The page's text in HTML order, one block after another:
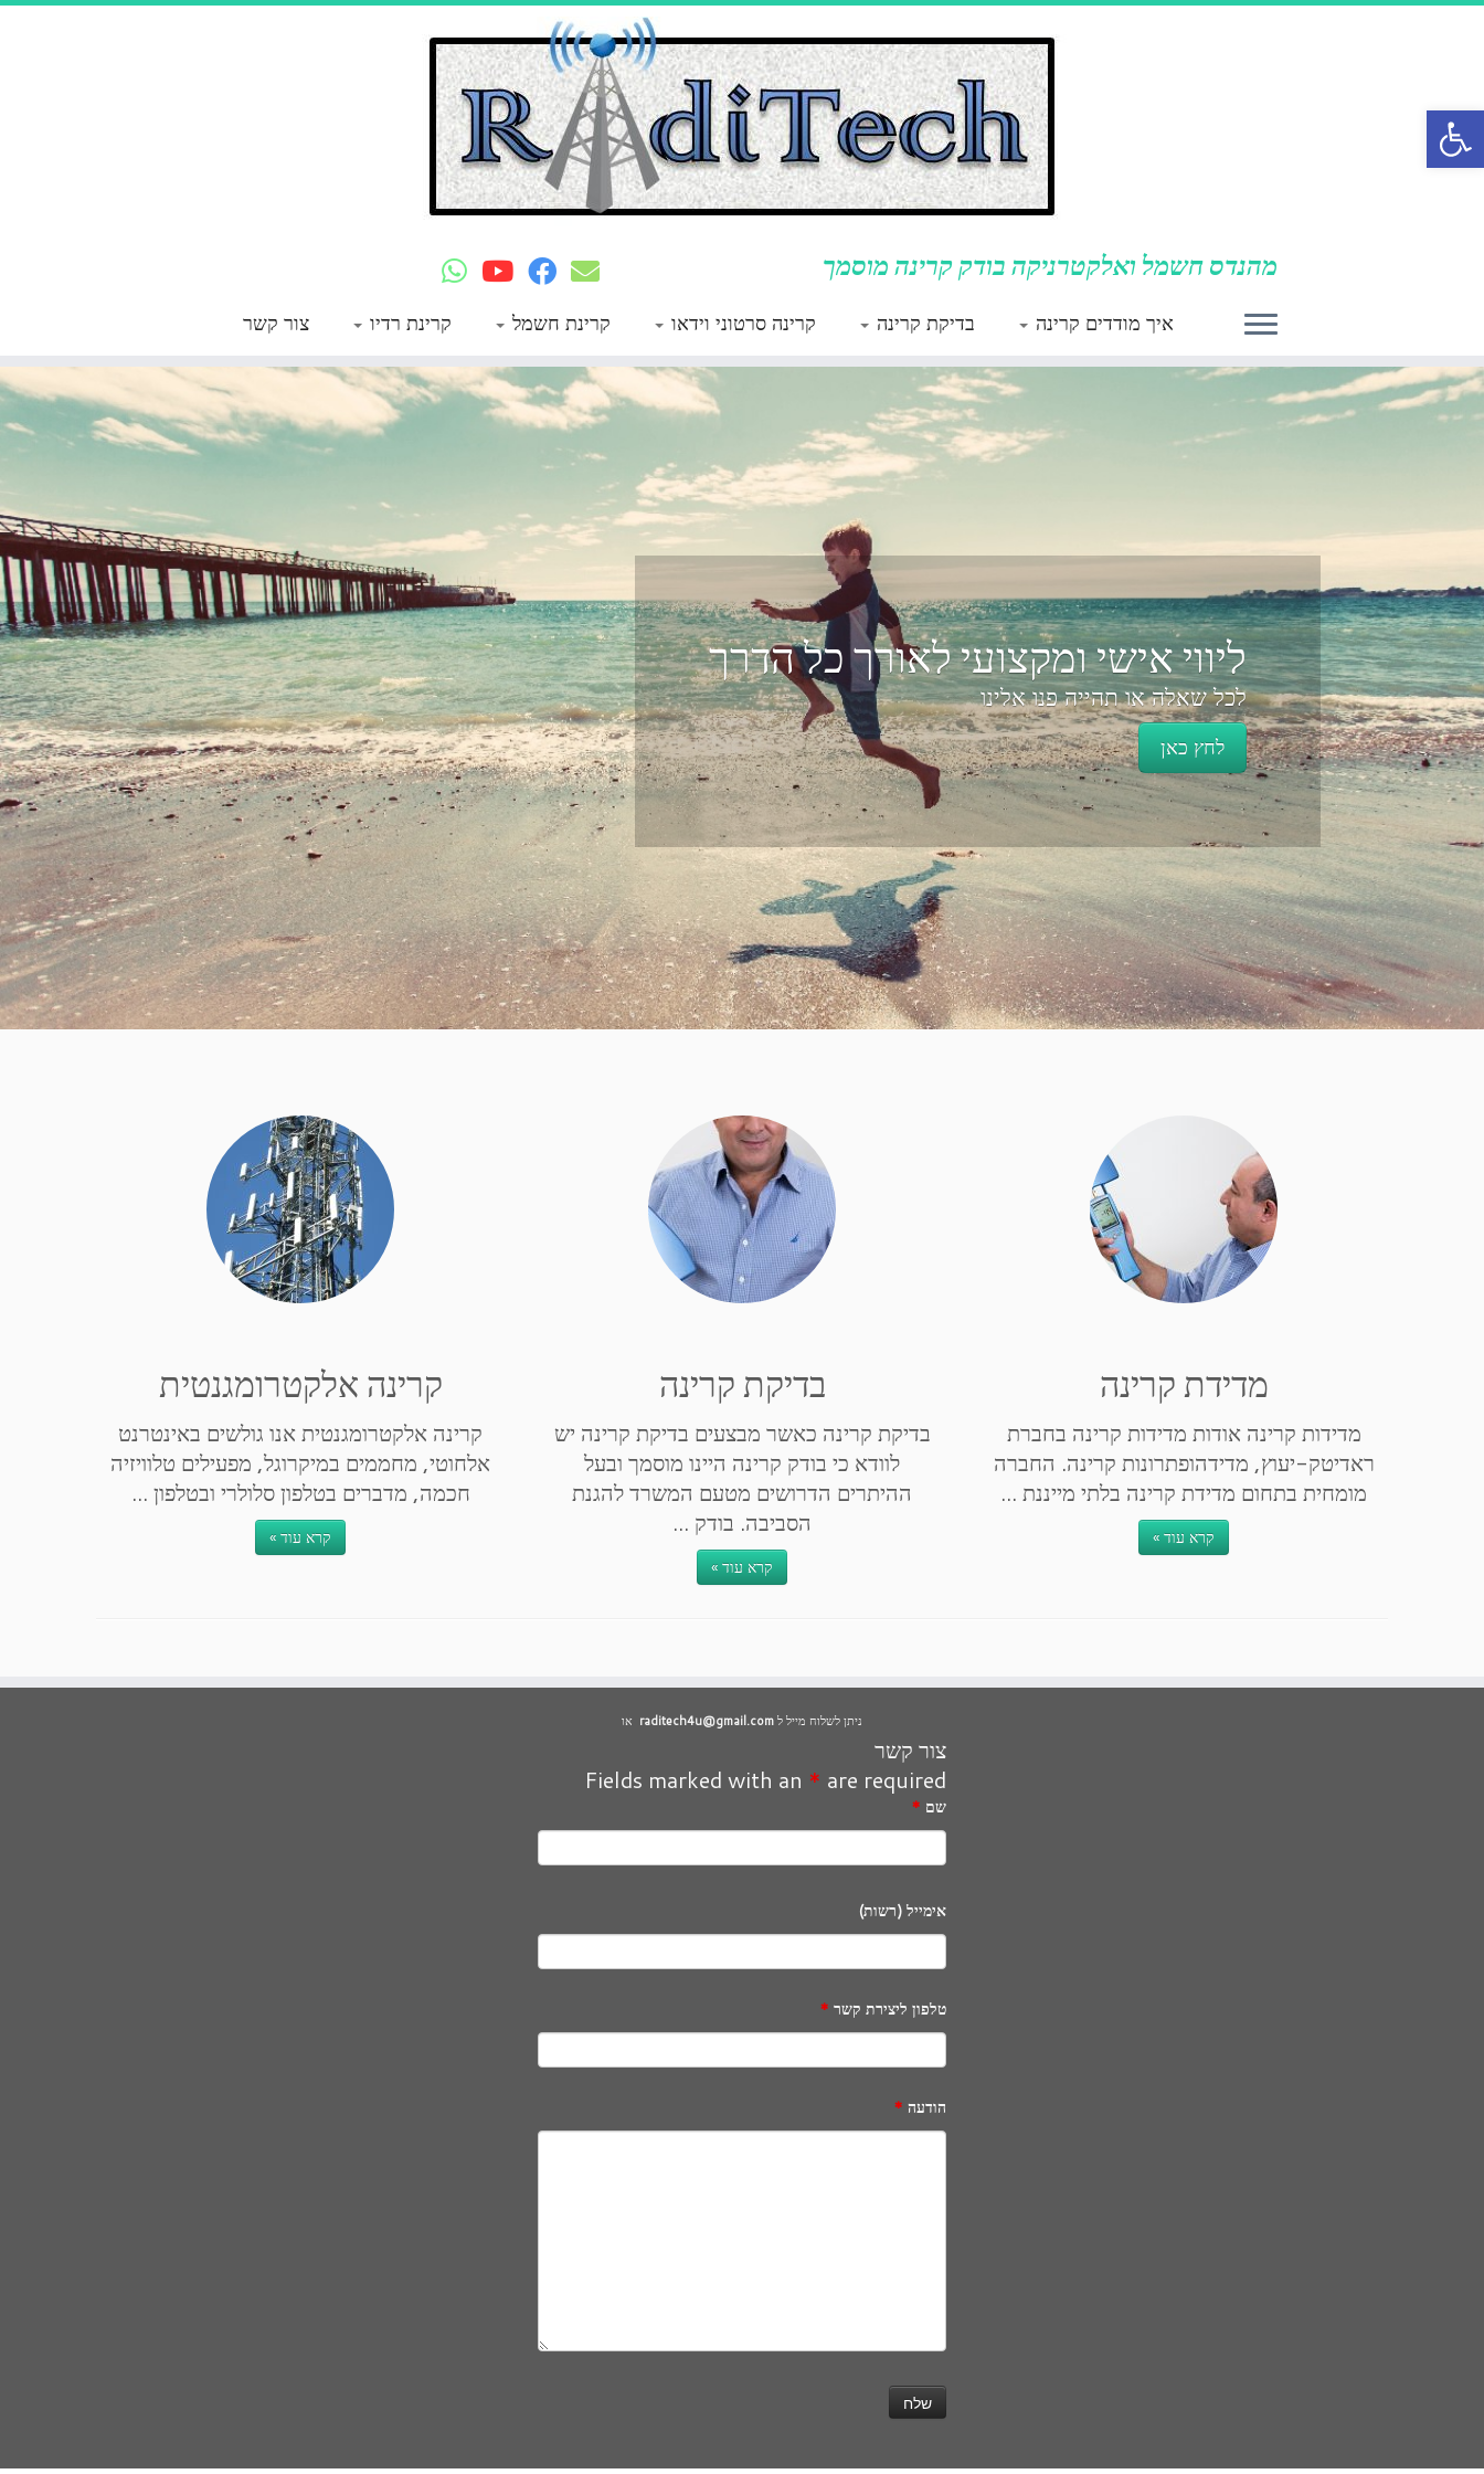
פתח סרגל נגישות
דלג
לתוכן
מהנדס חשמל ואלקטרניקה בודק קרינה מוסמך
איך מודדים קרינה בדיקת קרינה קרינה סרטוני וידאו קרינת חשמל קרינת רדיו צור קשר
שאלות? דאגות?
יעוץ וליווי אישי ומקצועי לאורך כל הדרך
לחץ כאן
מדידת קרינה
מדידות קרינה אודות מדידות קרינה בחברת
ראדיטק-יעוץ, מדידהופתרונות קרינה. החברה
מומחית בתחום מדידת קרינה בלתי מייננת ...
קרא עוד »
בדיקת קרינה
בדיקת קרינה כאשר מבצעים בדיקת קרינה יש
לוודא כי בודק קרינה היינו מוסמך ובעל
ההיתרים הדרושים מטעם המשרד להגנת
הסביבה. בודק ...
קרא עוד »
קרינה אלקטרומגנטית
קרינה אלקטרומגנטית אנו גולשים באינטרנט
אלחוטי, מחממים במיקרוגל, מפעילים טלוויזיה
חכמה, מדברים בטלפון סלולרי ובטלפון ...
קרא עוד »
ניתן לשלוח מייל לraditech4u@gmail.com או
צור קשר
Fields marked with an * are required
שם *
אימייל (רשות)
טלפון ליצירת קשר *
הודעה *